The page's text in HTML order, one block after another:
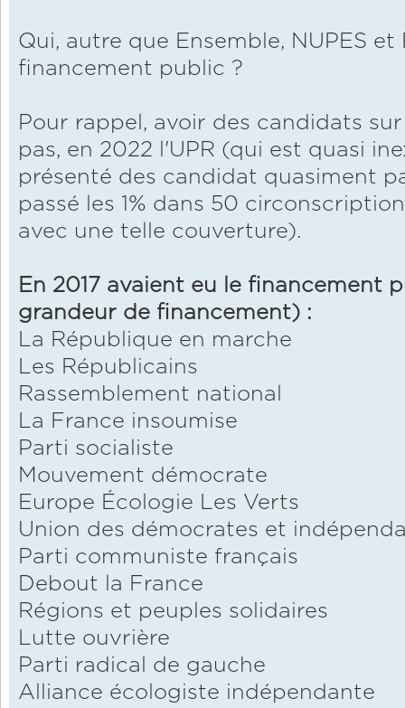
Qui, autre que Ensemble, NUPES
financement public ?
Pour rappel, avoir des candidats
pas, en 2022 l'UPR (qui est quasi
présenté des candidat quasiment
passé les 1% dans 50
avec une telle couverture).
En 2017 avaient eu le financement
grandeur de financement) :
La République en marche
Les Républicains
Rassemblement national
La France insoumise
Parti socialiste
Mouvement démocrate
Europe Écologie Les Verts
Union des démocrates et
Parti communiste français
Debout la France
Régions et peuples solidaires
Lutte ouvrière
Parti radical de gauche
Alliance écologiste indépendante